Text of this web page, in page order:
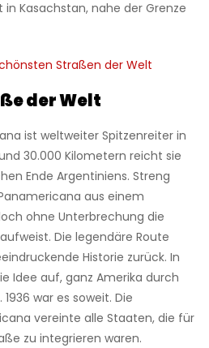
in Kasachstan, nahe der Grenze
Straßen der Welt
der Welt
ist weltweiter Spitzenreiter in
30.000 Kilometern reicht sie
Ende Argentiniens. Streng
aus einem
ohne Unterbrechung die
Die legendäre Route
Historie zurück. In
Idee auf, ganz Amerika durch
war es soweit. Die
vereinte alle Staaten, die für
zu integrieren waren.